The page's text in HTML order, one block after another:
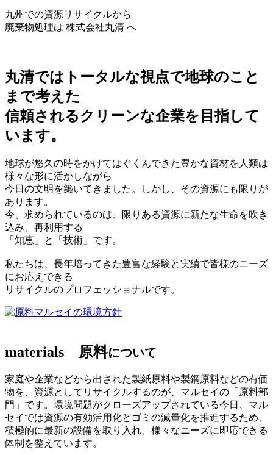
九州での資源リサイクルから
廃棄物処理は 株式会社丸清 へ
丸清ではトータルな視点で地球のこと
まで考えた
信頼されるクリーンな企業を目指して
います。
地球が悠久の時をかけてはぐくんできた豊かな資材を人類は
様々な形に活かしながら
今日の文明を築いてきました。しかし、その資源にも限りが
あります。
今、求められているのは、限りある資源に新たな生命を吹き
込み、再利用する
「知恵」と「技術」です。
私たちは、長年培ってきた豊富な経験と実績で皆様のニーズ
にお応えできる
リサイクルのプロフェッショナルです。
マルセイの環境方針
materials 原料について
家庭や企業などから出された製紙原料や製鋼原料などの有価
物を、資源としてリサイクルするのが、マルセイの「原料部
門」です。環境問題がクローズアップされている今日、マル
セイでは資源の有効活用化とゴミの減量化を推進するため、
積極的に最新の設備を取り入れ、様々なニーズに即応できる
体制を整えています。